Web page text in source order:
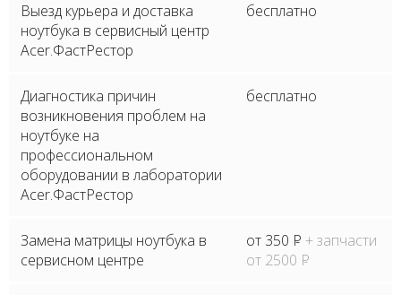
Выезд курьера и доставка
ноутбука в сервисный центр
Acer.ФастРестор
бесплатно
Диагностика причин
возникновения проблем на
ноутбуке на
профессиональном
оборудовании в лаборатории
Acer.ФастРестор
бесплатно
Замена матрицы ноутбука в
сервисном центре
от 350 P + запчасти
от 2500 P